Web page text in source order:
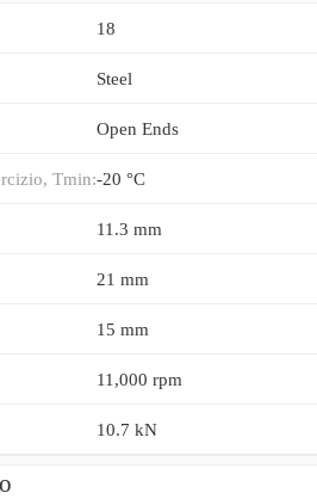
18
Steel
Open Ends
Tmin:-20 °C
11.3 mm
21 mm
15 mm
11,000 rpm
10.7 kN